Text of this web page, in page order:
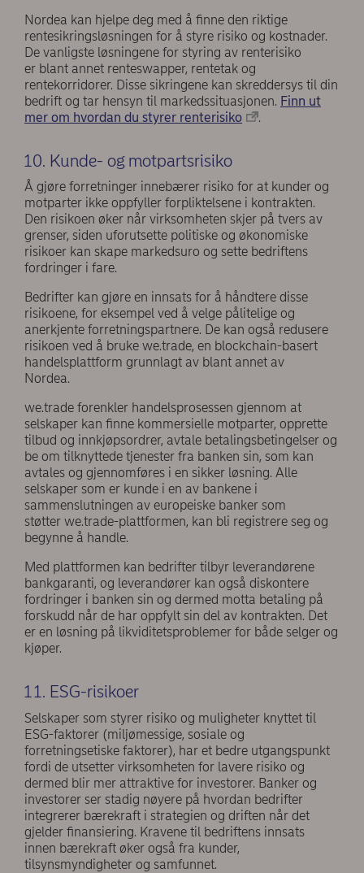
Nordea kan hjelpe deg med å finne den riktige
rentesikringsløsningen for å styre risiko og kostnader.
De vanligste løsningene for styring av renterisiko
er blant annet renteswapper, rentetak og
rentekorridorer. Disse sikringene kan skreddersys til din
bedrift og tar hensyn til markedssituasjonen. Finn ut
mer om hvordan du styrer renterisiko
.
10. Kunde- og motpartsrisiko
Å gjøre forretninger innebærer risiko for at kunder og
motparter ikke oppfyller forpliktelsene i kontrakten.
Den risikoen øker når virksomheten skjer på tvers av
grenser, siden uforutsette politiske og økonomiske
risikoer kan skape markedsuro og sette bedriftens
fordringer i fare.
Bedrifter kan gjøre en innsats for å håndtere disse
risikoene, for eksempel ved å velge pålitelige og
anerkjente forretningspartnere. De kan også redusere
risikoen ved å bruke we.trade, en blockchain-basert
handelsplattform grunnlagt av blant annet av
Nordea.
we.trade forenkler handelsprosessen gjennom at
selskaper kan finne kommersielle motparter, opprette
tilbud og innkjøpsordrer, avtale betalingsbetingelser og
be om tilknyttede tjenester fra banken sin, som kan
avtales og gjennomføres i en sikker løsning. Alle
selskaper som er kunde i en av bankene i
sammenslutningen av europeiske banker som
støtter we.trade-plattformen, kan bli registrere seg og
begynne å handle.
Med plattformen kan bedrifter tilbyr leverandørene
bankgaranti, og leverandører kan også diskontere
fordringer i banken sin og dermed motta betaling på
forskudd når de har oppfylt sin del av kontrakten. Det
er en løsning på likviditetsproblemer for både selger og
kjøper.
11. ESG-risikoer
Selskaper som styrer risiko og muligheter knyttet til
ESG-faktorer (miljømessige, sosiale og
forretningsetiske faktorer), har et bedre utgangspunkt
fordi de utsetter virksomheten for lavere risiko og
dermed blir mer attraktive for investorer. Banker og
investorer ser stadig nøyere på hvordan bedrifter
integrerer bærekraft i strategien og driften når det
gjelder finansiering. Kravene til bedriftens innsats
innen bærekraft øker også fra kunder,
tilsynsmyndigheter og samfunnet.